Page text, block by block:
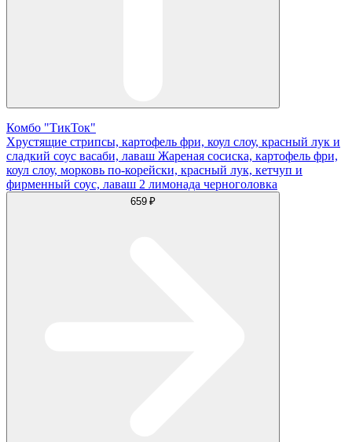
Комбо "ТикТок"
Хрустящие стрипсы, картофель фри, коул слоу, красный лук и
сладкий соус васаби, лаваш Жареная сосиска, картофель фри,
коул слоу, морковь по-корейски, красный лук, кетчуп и
фирменный соус, лаваш 2 лимонада черноголовка
659 ₽